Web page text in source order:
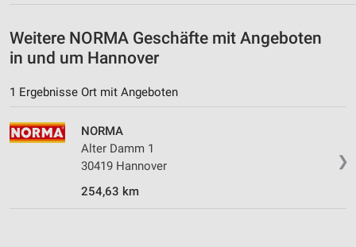
Weitere NORMA Geschäfte mit Angeboten
in und um Hannover
1 Ergebnisse Ort mit Angeboten
❯
NORMA
Alter Damm 1
30419 Hannover
254,63 km